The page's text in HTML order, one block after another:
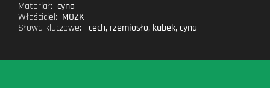
Materiał: cyna
Właściciel: MOZK
Słowa kluczowe:
cech, rzemiosło, kubek, cyna